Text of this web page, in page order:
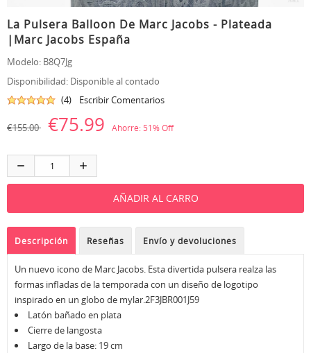
La Pulsera Balloon De Marc Jacobs - Plateada
|Marc Jacobs España
Modelo: B8Q7Jg
Disponibilidad: Disponible al contado
(4)
Escribir Comentarios
€155.00 €75.99 Ahorre: 51% Off
Descripción Reseñas Envío y devoluciones
Un nuevo icono de Marc Jacobs. Esta divertida pulsera realza las
formas infladas de la temporada con un diseño de logotipo
inspirado en un globo de mylar.2F3JBR001J59
Latón bañado en plata
Cierre de langosta
Largo de la base: 19 cm